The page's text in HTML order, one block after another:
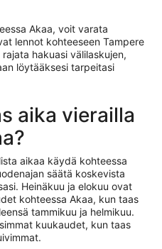
Akaa, voit varata
lennot kohteeseen Tampere
hakuasi välilaskujen,
löytääksesi tarpeitasi
aika vierailla
aikaa käydä kohteessa
säätä koskevista
Heinäkuu ja elokuu ovat
kohteessa Akaa, kun taas
tammikuu ja helmikuu.
kuukaudet, kun taas